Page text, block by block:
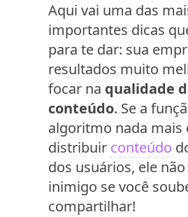
Aqui vai uma das
importantes dicas
para te dar: sua
resultados muito
focar na qualidade
conteúdo. Se a
algoritmo nada mais
distribuir conteúdo
dos usuários, ele
inimigo se você
compartilhar!